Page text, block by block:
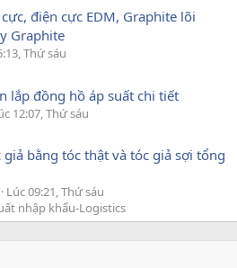
điện cực EDM, Graphite lõi
Graphite
Thứ sáu
lắp đồng hồ áp suất chi tiết
12:07, Thứ sáu
giả bằng tóc thật và tóc giả sợi tổng
Lúc 09:21, Thứ sáu
nhập khẩu-Logistics